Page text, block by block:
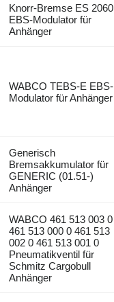
Knorr-Bremse ES 2060
EBS-Modulator für
Anhänger
WABCO TEBS-E EBS-
Modulator für Anhänger
Generisch
Bremsakkumulator für
GENERIC (01.51-)
Anhänger
WABCO 461 513 003 0
461 513 000 0 461 513
002 0 461 513 001 0
Pneumatikventil für
Schmitz Cargobull
Anhänger